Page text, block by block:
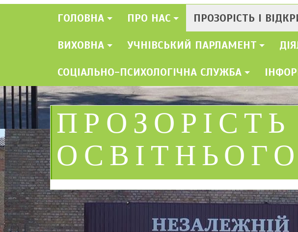
ГОЛОВНА ПРО НАС ПРОЗОРІСТЬ І
ВИХОВНА УЧНІВСЬКИЙ ПАРЛАМЕНТ
СОЦІАЛЬНО-ПСИХОЛОГІЧНА СЛУЖБА